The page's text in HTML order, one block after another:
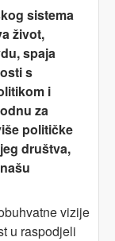
sistema
život,
spaja
s
i
za
političke
društva,
vizije
u raspodjeli